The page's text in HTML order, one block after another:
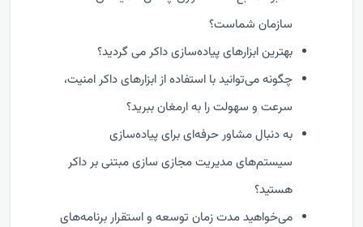
سازمان شماست؟
بهترین ابزارهای پیاده‌سازی داکر می گردید؟
چگونه می‌توانید با استفاده از ابزارهای داکر امنیت،
سرعت و سهولت را به ارمغان ببرید؟
به دنبال مشاور حرفه‌ای برای پیاده‌سازی
سیستم‌های مدیریت مجازی سازی مبتنی بر داکر
هستید؟
می‌خواهید مدت زمان توسعه و استقرار برنامه‌های